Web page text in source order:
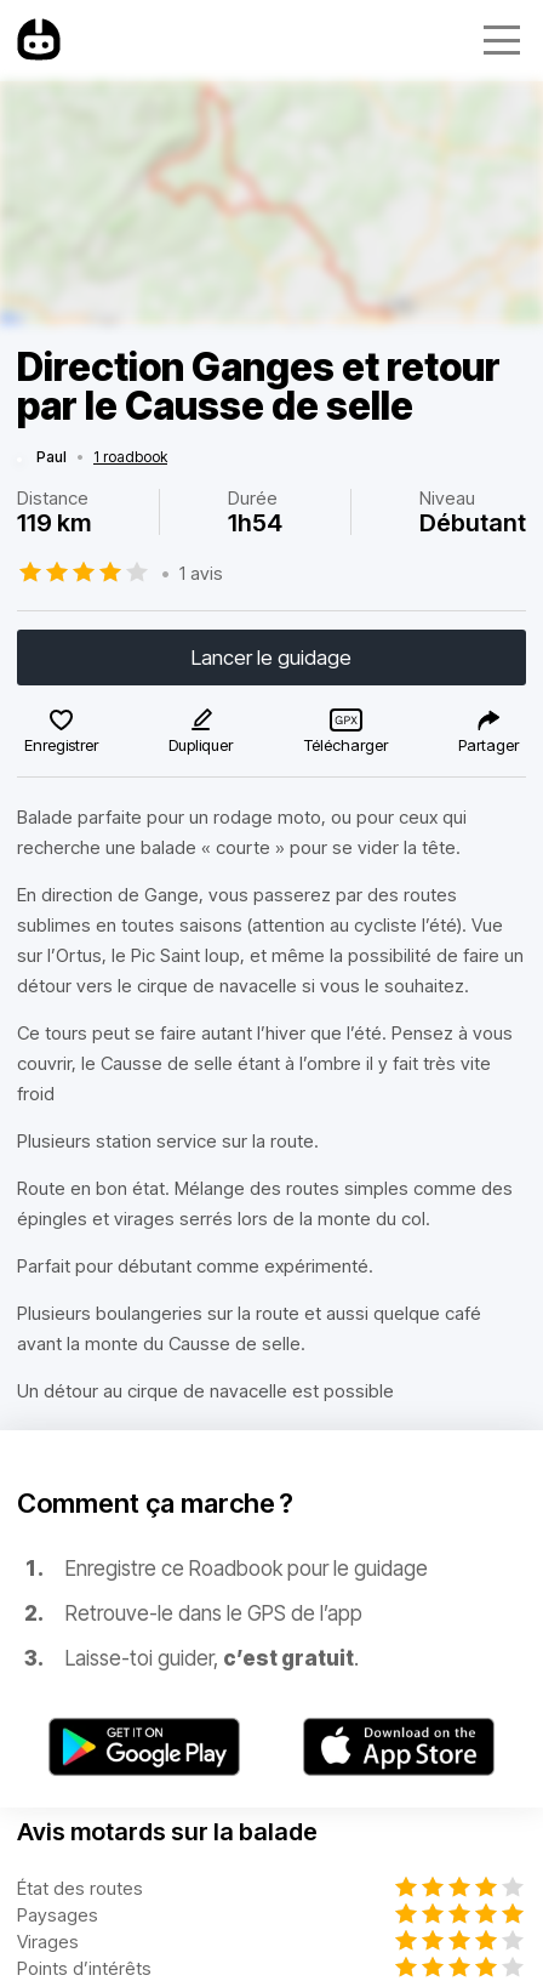
Direction Ganges et retour
par le Causse de selle
Paul • 1 roadbook
Distance
119 km
Durée
1h54
Niveau
Débutant
• 1 avis
Lancer le guidage
Enregistrer Dupliquer Télécharger Partager
Balade parfaite pour un rodage moto, ou pour ceux qui
recherche une balade « courte » pour se vider la tête.
En direction de Gange, vous passerez par des routes
sublimes en toutes saisons (attention au cycliste l’été). Vue
sur l’Ortus, le Pic Saint loup, et même la possibilité de faire un
détour vers le cirque de navacelle si vous le souhaitez.
Ce tours peut se faire autant l’hiver que l’été. Pensez à vous
couvrir, le Causse de selle étant à l’ombre il y fait très vite
froid
Plusieurs station service sur la route.
Route en bon état. Mélange des routes simples comme des
épingles et virages serrés lors de la monte du col.
Parfait pour débutant comme expérimenté.
Plusieurs boulangeries sur la route et aussi quelque café
avant la monte du Causse de selle.
Un détour au cirque de navacelle est possible
Comment ça marche ?
Enregistre ce Roadbook pour le guidage
Retrouve-le dans le GPS de l’app
Laisse-toi guider, c’est gratuit.
Avis motards sur la balade
État des routes
Paysages
Virages
Points d’intérêts